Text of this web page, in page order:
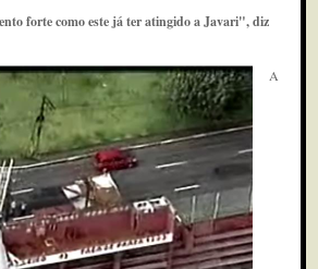
forte como este já ter atingido a Javari", diz
A